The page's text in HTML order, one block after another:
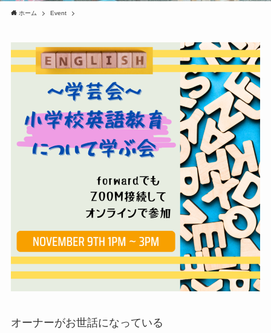
ホーム Event
オーナーがお世話になっている